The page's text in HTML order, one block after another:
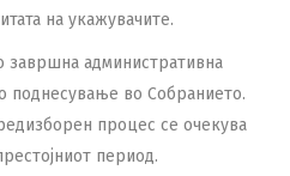
на укажувачите.
завршна административна
поднесување во Собранието.
процес се очекува
период.